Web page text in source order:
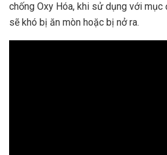
chống Oxy Hóa, khi sử dụng với
sẽ khó bị ăn mòn hoặc bị nở ra.